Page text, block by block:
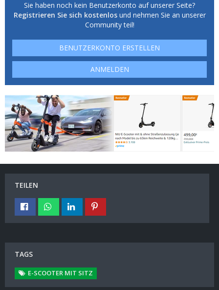
Sie haben noch kein Benutzerkonto auf unserer Seite?
Registrieren Sie sich kostenlosund nehmen Sie an unserer
Community teil!
BENUTZERKONTO ERSTELLEN
ANMELDEN
TEILEN
TAGS
E-SCOOTER MIT SITZ